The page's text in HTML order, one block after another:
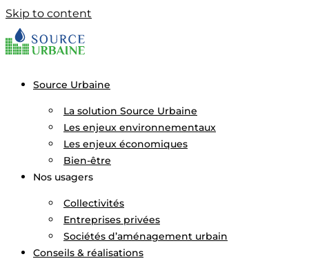
Skip to content
Source Urbaine
La solution Source Urbaine
Les enjeux environnementaux
Les enjeux économiques
Bien-être
Nos usagers
Collectivités
Entreprises privées
Sociétés d’aménagement urbain
Conseils & réalisations